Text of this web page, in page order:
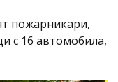
пожарникари,
с 16 автомобила,